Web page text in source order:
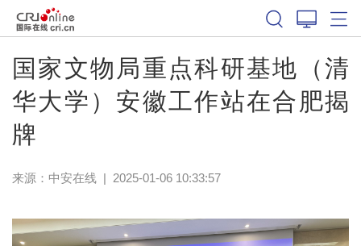
国家文物局重点科研基地（清
华大学）安徽工作站在合肥揭
牌
来源： 中安在线| 2025-01-06 10:33:57